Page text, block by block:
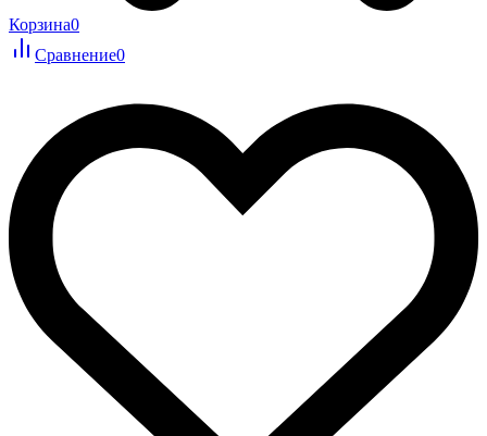
Корзина0
Сравнение0